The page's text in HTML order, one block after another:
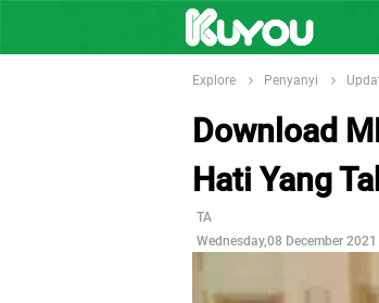
Explore Penyanyi
Download
Hati Yang
TA
Wednesday,08 December